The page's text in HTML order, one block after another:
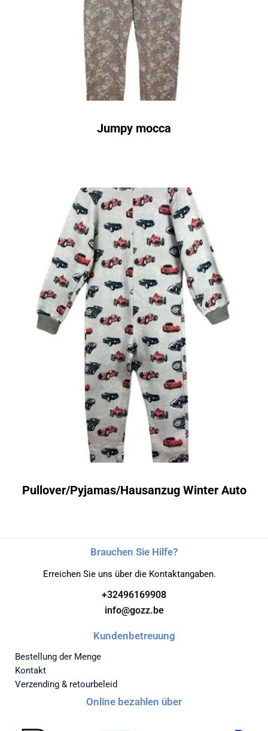
Jumpy mocca
Pullover/Pyjamas/Hausanzug Winter Auto
Brauchen Sie Hilfe?
Erreichen Sie uns über die Kontaktangaben.
+32496169908
info@gozz.be
Kundenbetreuung
Bestellung der Menge
Kontakt
Verzending & retourbeleid
Online bezahlen über